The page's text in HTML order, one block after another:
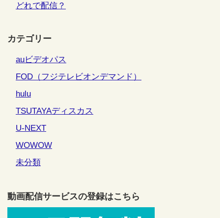
どれで配信？
カテゴリー
auビデオパス
FOD（フジテレビオンデマンド）
hulu
TSUTAYAディスカス
U-NEXT
WOWOW
未分類
動画配信サービスの登録はこちら